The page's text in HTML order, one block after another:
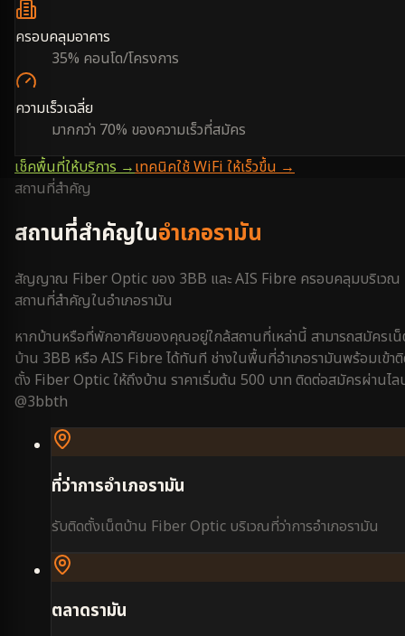
ครอบคลุมอาคาร
35% คอนโด/โครงการ
ความเร็วเฉลี่ย
มากกว่า 70% ของความเร็วที่สมัคร
เช็คพื้นที่ให้บริการ →เทคนิคใช้ WiFi ให้เร็วขึ้น →
สถานที่สำคัญ
สถานที่สำคัญในอำเภอรามัน
สัญญาณ Fiber Optic ของ 3BB และ AIS Fibre ครอบคลุมบริเวณ
สถานที่สำคัญในอำเภอรามัน
หากบ้านหรือที่พักอาศัยของคุณอยู่ใกล้สถานที่เหล่านี้ สามารถสมัครเ
บ้าน 3BB หรือ AIS Fibre ได้ทันที ช่างในพื้นที่อำเภอรามันพร้อมเข้า
ตั้ง Fiber Optic ให้ถึงบ้าน ราคาเริ่มต้น 500 บาท ติดต่อสมัครผ่านไ
@3bbth
ที่ว่าการอำเภอรามัน
รับติดตั้งเน็ตบ้าน Fiber Optic บริเวณที่ว่าการอำเภอรามัน
ตลาดรามัน